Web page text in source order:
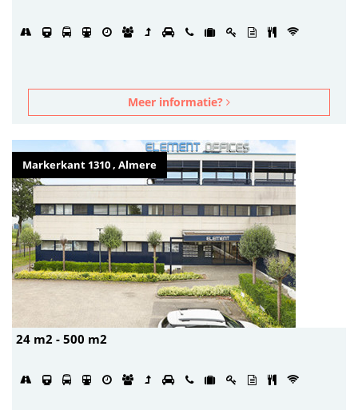
Meer informatie?
Markerkant 1310 , Almere
24 m2 - 500 m2